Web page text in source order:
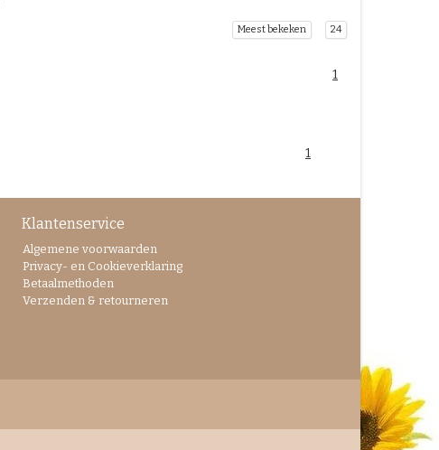
Meest bekeken 24
1
1
Klantenservice
Algemene voorwaarden
Privacy- en Cookieverklaring
Betaalmethoden
Verzenden & retourneren